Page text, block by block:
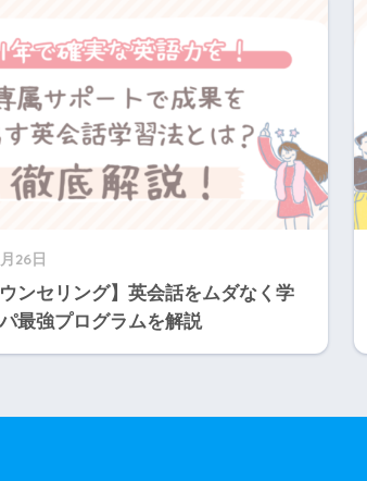
26日
ウンセリング】英会話をムダなく学
最強プログラムを解説